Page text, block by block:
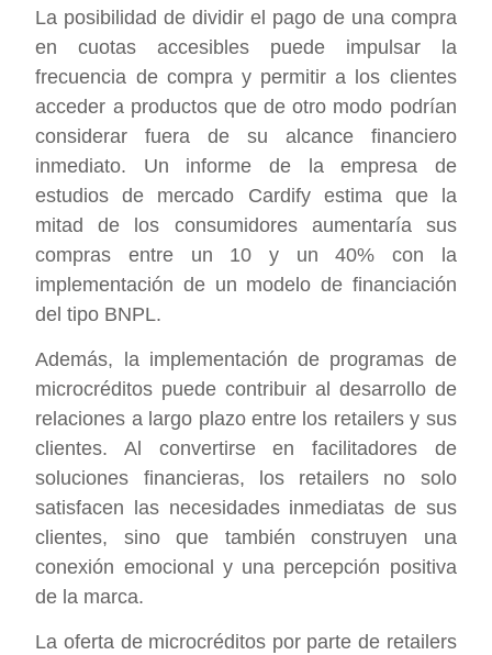
La posibilidad de dividir el pago de una compra
en cuotas accesibles puede impulsar la
frecuencia de compra y permitir a los clientes
acceder a productos que de otro modo podrían
considerar fuera de su alcance financiero
inmediato. Un informe de la empresa de
estudios de mercado Cardify estima que la
mitad de los consumidores aumentaría sus
compras entre un 10 y un 40% con la
implementación de un modelo de financiación
del tipo BNPL.
Además, la implementación de programas de
microcréditos puede contribuir al desarrollo de
relaciones a largo plazo entre los retailers y sus
clientes. Al convertirse en facilitadores de
soluciones financieras, los retailers no solo
satisfacen las necesidades inmediatas de sus
clientes, sino que también construyen una
conexión emocional y una percepción positiva
de la marca.
La oferta de microcréditos por parte de retailers